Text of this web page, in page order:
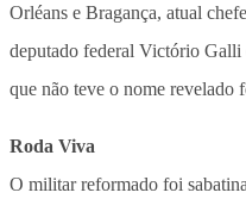
Orléans e Bragança, atual
deputado federal Victório
que não teve o nome revelado
Roda Viva
O militar reformado foi